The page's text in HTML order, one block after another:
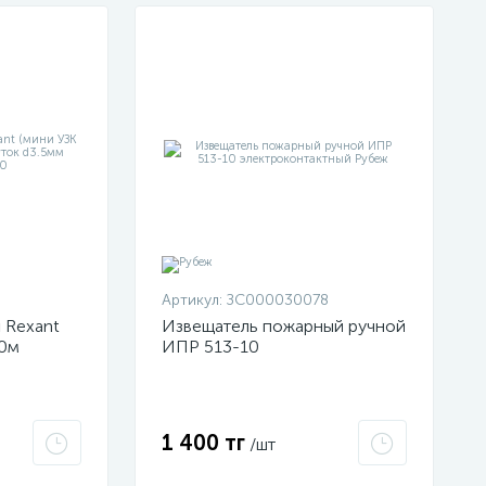
Rexant
Артикул: ЗС000030078
Извещатель пожарный ручной
ИПР 513-10
1 400 тг /шт